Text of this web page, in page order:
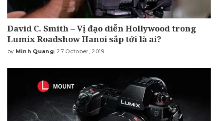
David C. Smith – Vị đạo diễn Hollywood trong
Lumix Roadshow Hanoi sắp tới là ai?
Posted
by Minh Quang 27 October, 2019